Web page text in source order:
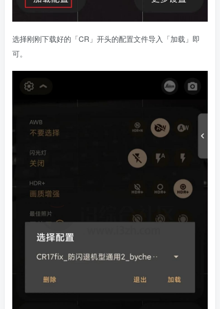
选择刚刚下载好的「CR」开头的配置文件导入「加载」即
可。